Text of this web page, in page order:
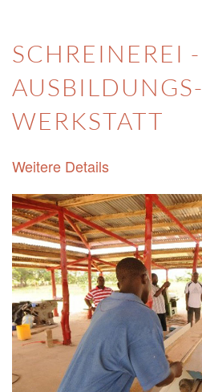
SCHREINEREI -
AUSBILDUNGS-
WERKSTATT
Weitere Details